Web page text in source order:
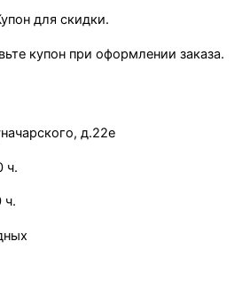
для скидки.
купон при оформлении заказа.
д.22е
ч.
ч.